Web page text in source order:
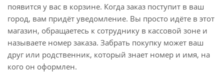
появится у вас в корзине. Когда заказ поступит в ваш
город, вам придёт уведомление. Вы просто идёте в этот
магазин, обращаетесь к сотруднику в кассовой зоне и
называете номер заказа. Забрать покупку может ваш
друг или родственник, который знает номер и имя, на
кого он оформлен.